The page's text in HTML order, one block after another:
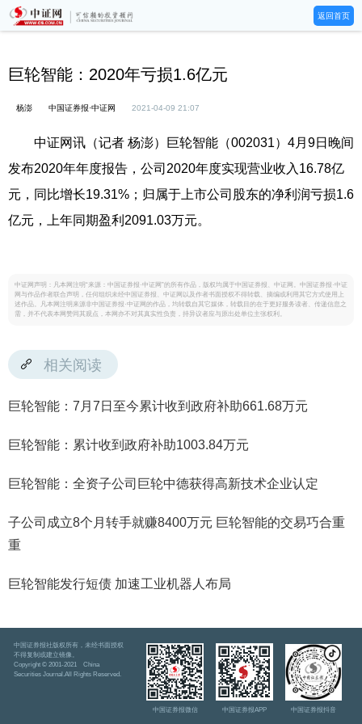
返回首页
巨轮智能：2020年亏损1.6亿元
杨澎 中国证券报·中证网 2021-04-09 21:07
中证网讯（记者 杨澎）巨轮智能（002031）4月9日晚间
发布2020年年度报告，公司2020年度实现营业收入16.78亿
元，同比增长19.31%；归属于上市公司股东的净利润亏损1.6
亿元，上年同期盈利2091.03万元。
中证网声明：凡本网注明“来源：中国证券报·中证网”的所有作品，版权均属于中国证券报、中证网。中国证券报·中证
网与作品作者联合声明，任何组织未经中国证券报、中证网以及作者书面授权不得转载、摘编或利用其它方式使用上
述作品。凡本网注明来源非中国证券报·中证网的作品，均转载自其它媒体，转载目的在于更好服务读者、传递信息之
需，并不代表本网赞同其观点，本网亦不对其真实性负责，持异议者应与原出处单位主张权利。
相关阅读
巨轮智能：7月7日至今累计收到政府补助661.68万元
巨轮智能：累计收到政府补助1003.84万元
巨轮智能：全资子公司巨轮中德获得高新技术企业认定
子公司成立8个月转手就赚8400万元 巨轮智能的交易巧合重
重
巨轮智能发行短债 加速工业机器人布局
中国证券报社版权所有，未经书面授权
不得复制或建立镜像。
Copyright © 2001-2021 China
Securities Journal.All Rights Reserved.
中国证券报微信 中国证券报APP 中国证券报抖音